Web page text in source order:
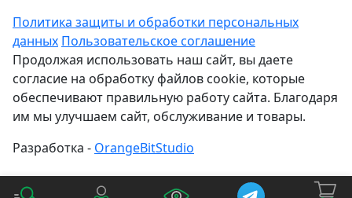
Политика защиты и обработки персональных
данных Пользовательское соглашение
Продолжая использовать наш сайт, вы даете
согласие на обработку файлов cookie, которые
обеспечивают правильную работу сайта. Благодаря
им мы улучшаем сайт, обслуживание и товары.
Разработка - OrangeBitStudio